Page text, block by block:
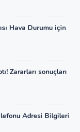
Hava Durumu için
Zararları sonuçları
Adresi Bilgileri